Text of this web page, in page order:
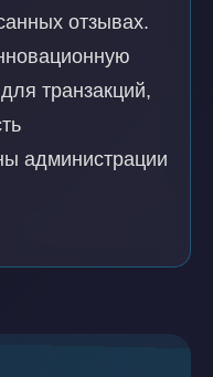
отзывах.
транзакций,
администрации